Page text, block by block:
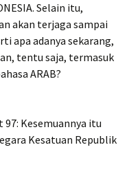
Selain itu,
akan terjaga sampai
apa adanya sekarang,
tentu saja, termasuk
ARAB?
97: Kesemuannya itu
Kesatuan Republik